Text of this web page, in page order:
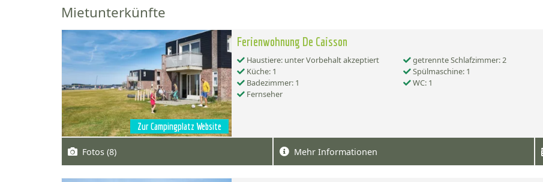
Mietunterkünfte
Zur Campingplatz Website
Ferienwohnung De Caisson
Haustiere: unter Vorbehalt akzeptiert
getrennte Schlafzimmer: 2
Küche: 1
Spülmaschine: 1
Badezimmer: 1
WC: 1
Fernseher
Fotos (8) Mehr Informationen